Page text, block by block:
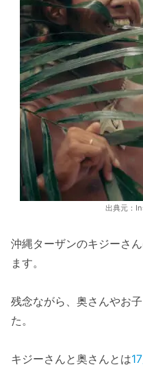
出典元：
沖縄ターザンのキジーさ
ます。
残念ながら、奥さんやお
た。
キジーさんと奥さんとは